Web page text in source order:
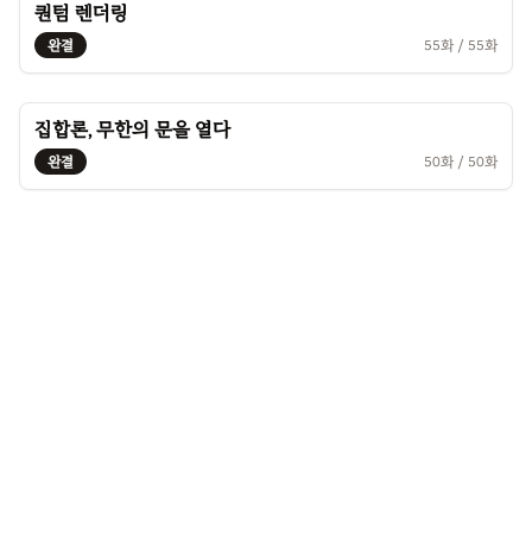
퀀텀 렌더링
완결 55화 / 55화
집합론, 무한의 문을 열다
완결 50화 / 50화